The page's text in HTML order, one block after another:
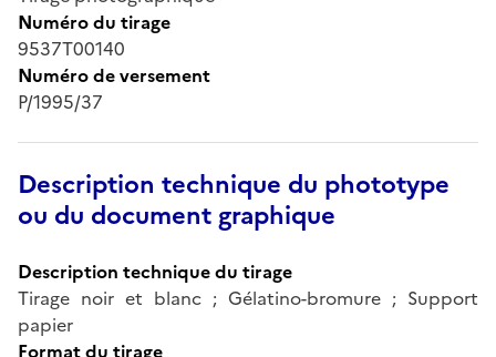
Numéro du tirage
9537T00140
Numéro de versement
P/1995/37
Description technique du phototype
ou du document graphique
Description technique du tirage
Tirage noir et blanc ; Gélatino-bromure ; Support
papier
Format du tirage